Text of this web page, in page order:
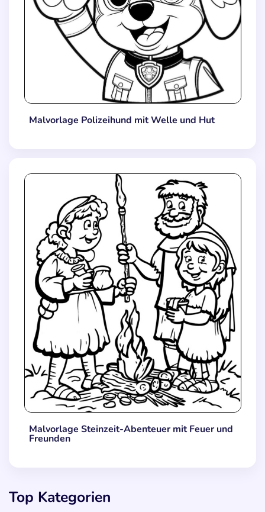
Malvorlage Polizeihund mit Welle und Hut
Malvorlage Steinzeit-Abenteuer mit Feuer und
Freunden
Top Kategorien